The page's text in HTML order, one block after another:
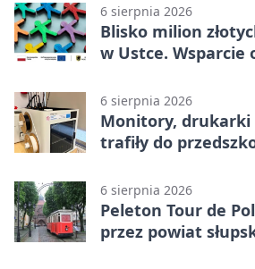
6 sierpnia 2026
Blisko milion
w Ustce. Wsparcie
6 sierpnia 2026
Monitory, drukarki
trafiły do
6 sierpnia 2026
Peleton Tour de
przez powiat